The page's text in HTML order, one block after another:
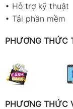
• Hỗ trợ kỹ thuật
• Tải phần mềm
PHƯƠNG THỨC
PHƯƠNG THỨC